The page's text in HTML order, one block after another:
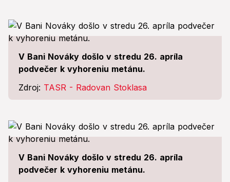
V Bani Nováky došlo v stredu 26. apríla
podvečer k vyhoreniu metánu.
Zdroj: TASR - Radovan Stoklasa
V Bani Nováky došlo v stredu 26. apríla
podvečer k vyhoreniu metánu.